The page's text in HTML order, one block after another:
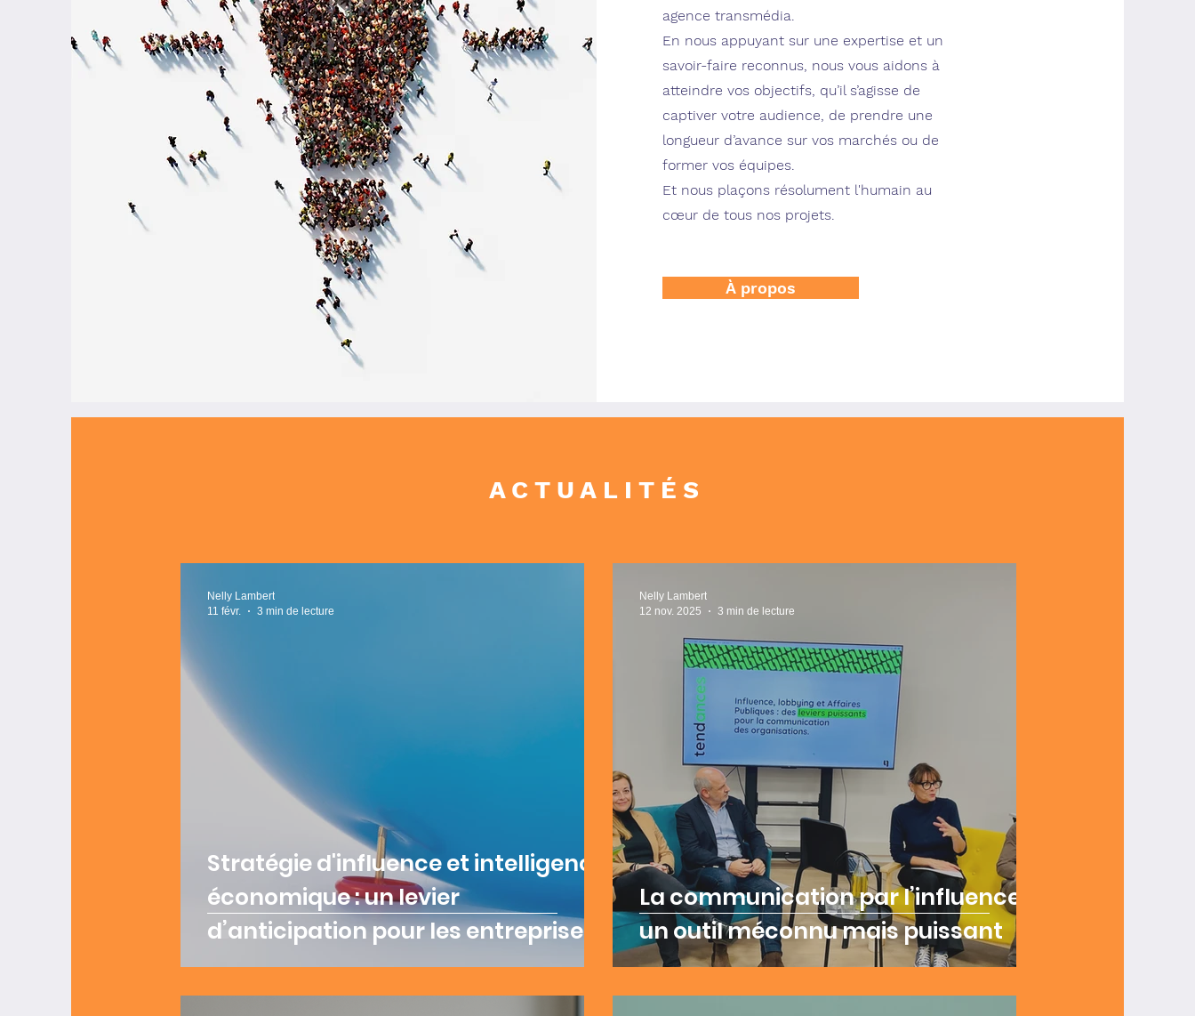
agence transmédia.
En nous appuyant sur une expertise et un
savoir-faire reconnus, nous vous aidons à
atteindre vos objectifs, qu’il s’agisse de
captiver votre audience, de prendre une
longueur d’avance sur vos marchés ou de
former vos équipes.
Et nous plaçons résolument l'humain au
cœur de tous nos projets.
À propos
ACTUALITÉS
Stratégie d'influence et intelligence
économique : un levier
d’anticipation pour les entreprises
Nelly Lambert
11 févr.
3 min de lecture
La communication par l’influence :
un outil méconnu mais puissant
Nelly Lambert
12 nov. 2025
3 min de lecture